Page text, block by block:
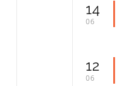
14
06
12
06